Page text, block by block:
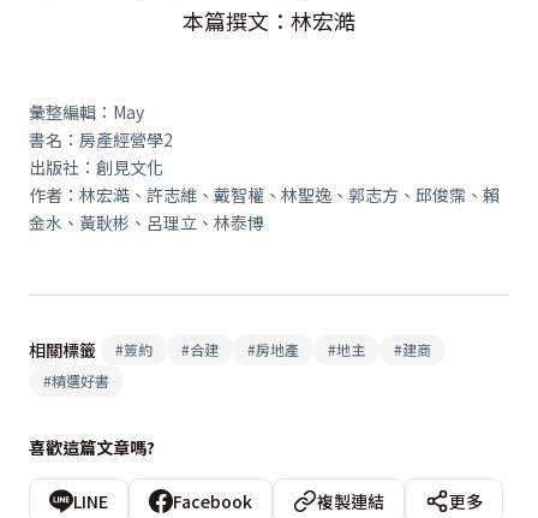
本篇撰文：林宏澔
彙整編輯：May
書名：房產經營學2
出版社：創見文化
作者：林宏澔、許志維、戴智權、林聖逸、郭志方、邱俊霈、賴
金水、黃耿彬、呂理立、林泰博
相關標籤 #簽約 #合建 #房地產 #地主 #建商
#精選好書
喜歡這篇文章嗎?
LINE Facebook 複製連結
更多